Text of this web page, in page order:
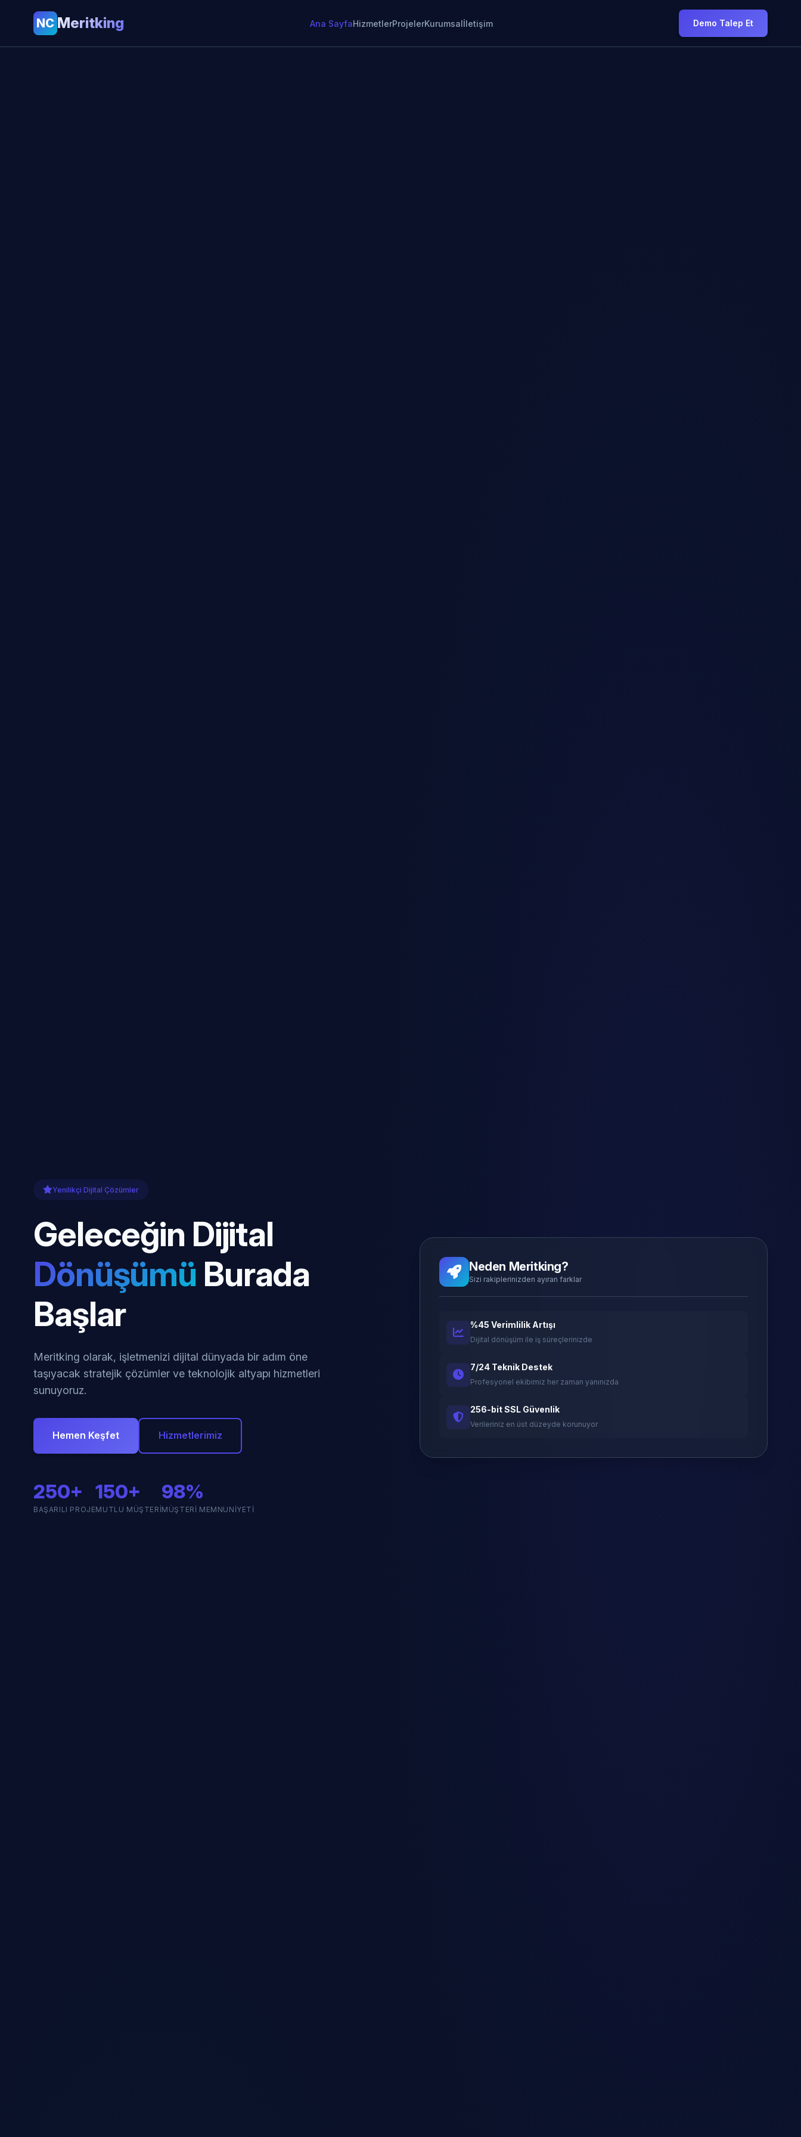
NC Meritking Ana SayfaHizmetlerProjelerKurumsalİletişim Demo Talep Et
Yenilikçi Dijital Çözümler
Geleceğin Dijital
Dönüşümü Burada
Başlar
Meritking olarak, işletmenizi dijital dünyada bir adım öne
taşıyacak stratejik çözümler ve teknolojik altyapı hizmetleri
sunuyoruz.
Hemen Keşfet Hizmetlerimiz
250+
BAŞARILI PROJE
150+
MUTLU MÜŞTERI
98%
MÜŞTERI MEMNUNIYETI
Neden Meritking?
Sizi rakiplerinizden ayıran farklar
%45 Verimlilik Artışı
Dijital dönüşüm ile iş süreçlerinizde
7/24 Teknik Destek
Profesyonel ekibimiz her zaman yanınızda
256-bit SSL Güvenlik
Verileriniz en üst düzeyde korunuyor